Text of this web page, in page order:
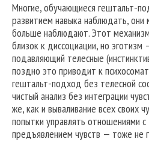
Многие, обучающиеся гештальт-
развитием навыка наблюдать,
больше наблюдают. Этот
близок к диссоциации, но эготизм
подавляющий телесные
поздно это приводит к
гештальт-подход без телесной
чистый анализ без интеграции
же, как и вываливание всех своих
попытки управлять отношениями
предъявлением чувств — тоже не